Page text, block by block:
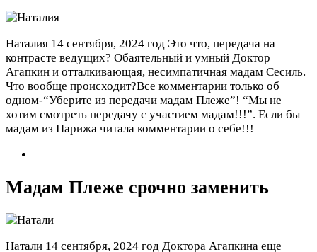
Наталия 14 сентября, 2024 год Это что, передача на
контрасте ведущих? Обаятельный и умный Доктор
Агапкин и отталкивающая, несимпатичная мадам Сесиль.
Что вообще происходит?Все комментарии только об
одном-“Уберите из передачи мадам Плеже”! “Мы не
хотим смотреть передачу с участием мадам!!!”. Если бы
мадам из Парижа читала комментарии о себе!!!
Мадам Плеже срочно заменить
Натали 14 сентября, 2024 год Доктора Агапкина еще